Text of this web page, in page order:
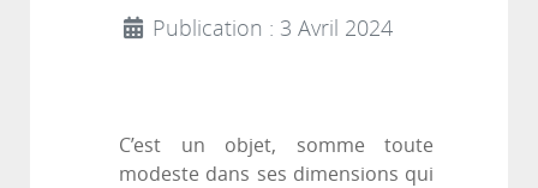
Publication : 3 Avril 2024
C’est un objet, somme toute
modeste dans ses dimensions qui